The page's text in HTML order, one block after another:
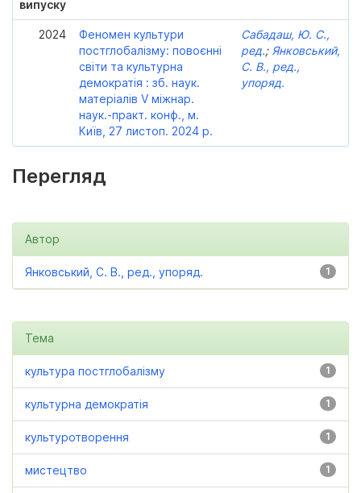
випуску
2024
Феномен культури
постглобалізму: повоєнні
світи та культурна
демократія : зб. наук.
матеріалів V міжнар.
наук.-практ. конф., м.
Київ, 27 листоп. 2024 р.
Сабадаш, Ю. С.,
ред.; Янковський,
С. В., ред.,
упоряд.
Перегляд
Автор
1
Янковський, С. В., ред., упоряд.
Тема
1
культура постглобалізму
1
культурна демократія
1
культуротворення
1
мистецтво